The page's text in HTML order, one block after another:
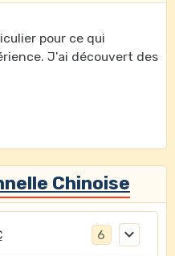
pour ce qui
J'ai découvert des
Chinoise
6